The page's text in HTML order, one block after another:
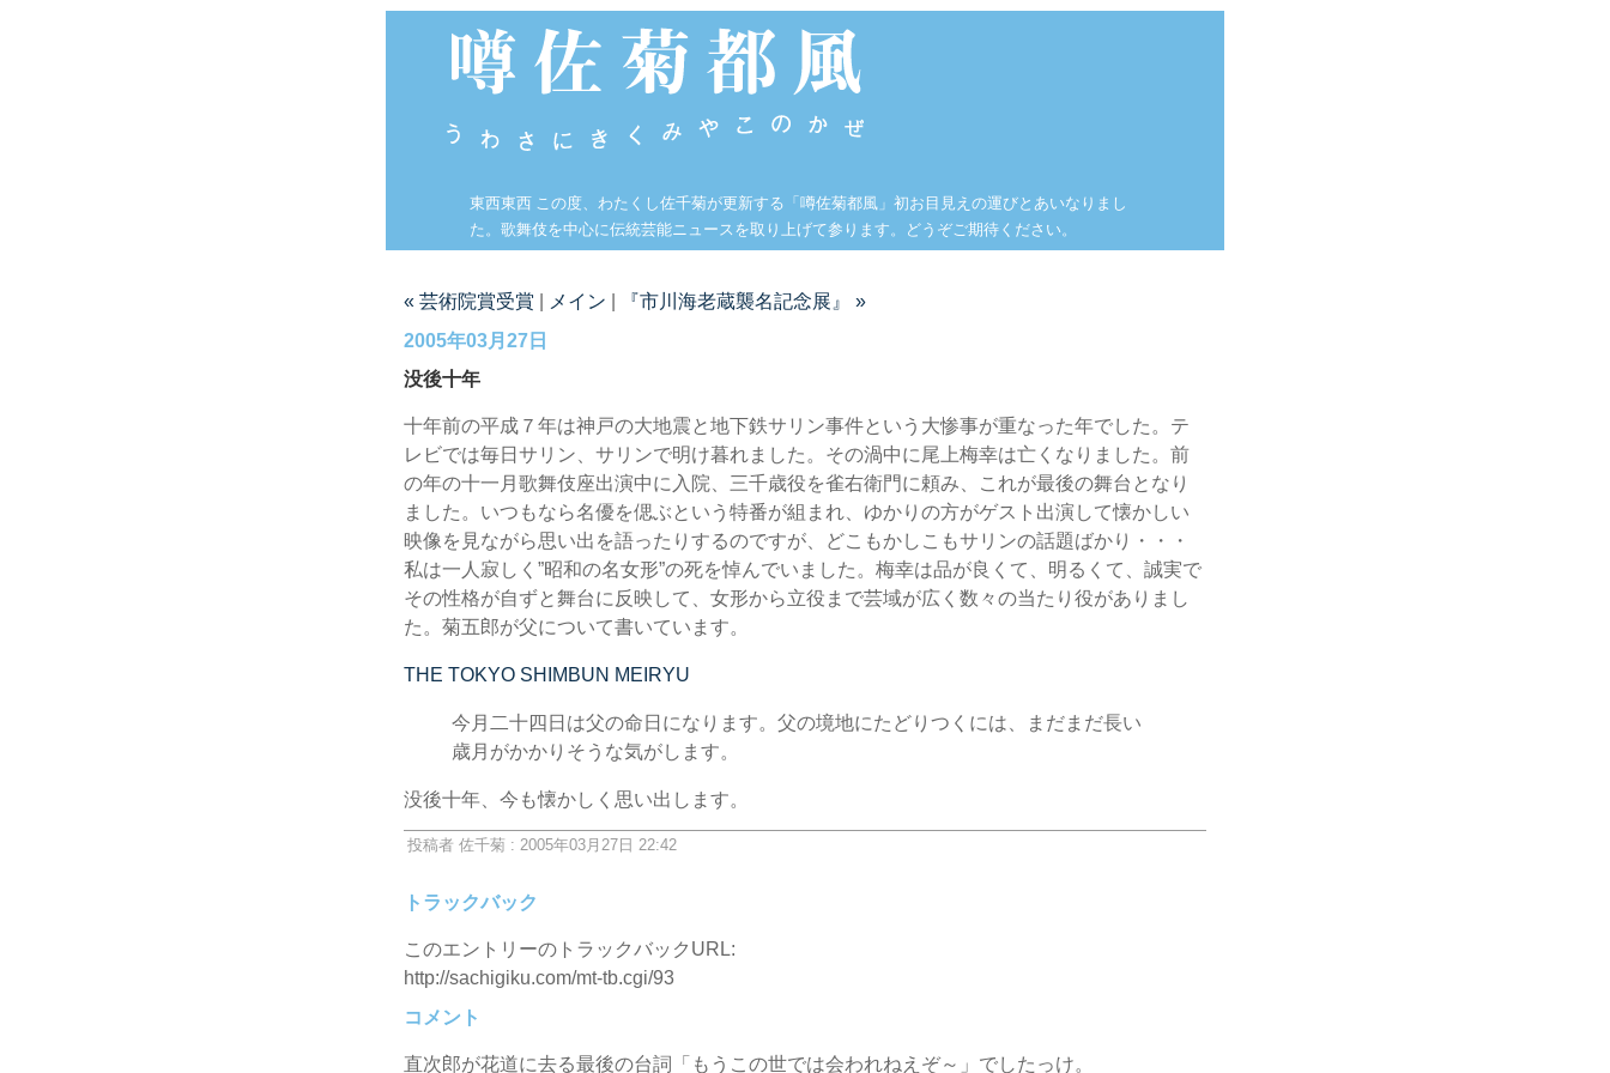
東西東西 この度、わたくし佐千菊が更新する「噂佐菊都風」初お目見えの運びとあいなりまし
た。歌舞伎を中心に伝統芸能ニュースを取り上げて参ります。どうぞご期待ください。
« 芸術院賞受賞 メイン
『市川海老蔵襲名記念展』 »
2005年03月27日
没後十年
十年前の平成７年は神戸の大地震と地下鉄サリン事件という大惨事が重なった年でした。テ
レビでは毎日サリン、サリンで明け暮れました。その渦中に尾上梅幸は亡くなりました。前
の年の十一月歌舞伎座出演中に入院、三千歳役を雀右衛門に頼み、これが最後の舞台となり
ました。いつもなら名優を偲ぶという特番が組まれ、ゆかりの方がゲスト出演して懐かしい
映像を見ながら思い出を語ったりするのですが、どこもかしこもサリンの話題ばかり・・・
私は一人寂しく”昭和の名女形”の死を悼んでいました。梅幸は品が良くて、明るくて、誠実で
その性格が自ずと舞台に反映して、女形から立役まで芸域が広く数々の当たり役がありまし
た。菊五郎が父について書いています。
THE TOKYO SHIMBUN MEIRYU
今月二十四日は父の命日になります。父の境地にたどりつくには、まだまだ長い
歳月がかかりそうな気がします。
没後十年、今も懐かしく思い出します。
投稿者 佐千菊 : 2005年03月27日 22:42
トラックバック
このエントリーのトラックバックURL:
http://sachigiku.com/mt-tb.cgi/93
コメント
直次郎が花道に去る最後の台詞「もうこの世では会われねえぞ～」でしたっけ。